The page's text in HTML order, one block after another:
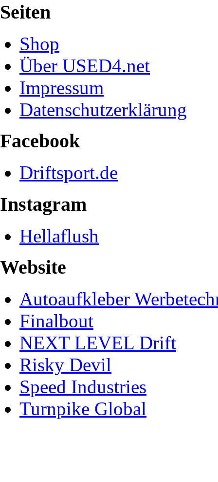
Seiten
Shop
Über USED4.net
Impressum
Datenschutzerklärung
Facebook
Driftsport.de
Instagram
Hellaflush
Website
Autoaufkleber
Finalbout
NEXT LEVEL Drift
Risky Devil
Speed Industries
Turnpike Global